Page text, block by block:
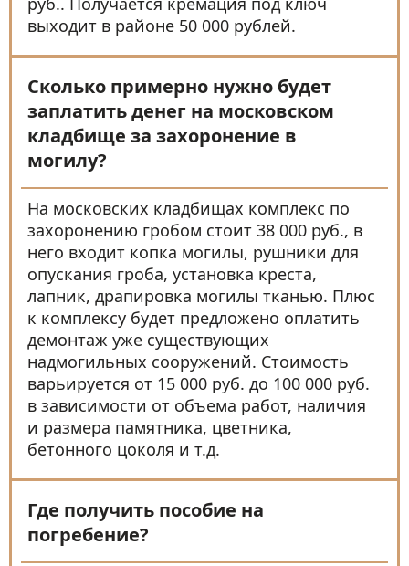
выходит в районе 50 000 рублей.
Сколько примерно нужно будет
заплатить денег на московском
кладбище за захоронение в
могилу?
На московских кладбищах комплекс по
захоронению гробом стоит 38 000 руб., в
него входит копка могилы, рушники для
опускания гроба, установка креста,
лапник, драпировка могилы тканью. Плюс
к комплексу будет предложено оплатить
демонтаж уже существующих
надмогильных сооружений. Стоимость
варьируется от 15 000 руб. до 100 000 руб.
в зависимости от объема работ, наличия
и размера памятника, цветника,
бетонного цоколя и т.д.
Где получить пособие на
погребение?